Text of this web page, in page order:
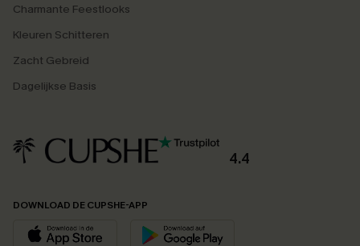
Charmante Feestlooks
Kleuren Schitteren
Zacht Gebreid
Dagelijkse Basis
4.4
DOWNLOAD DE CUPSHE-APP